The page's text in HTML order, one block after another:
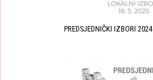
PREDSJEDNIČKI IZBORI 2024.